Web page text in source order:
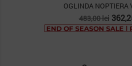
OGLINDA NOPTIERA
Pret
de
483,00 lei Pret